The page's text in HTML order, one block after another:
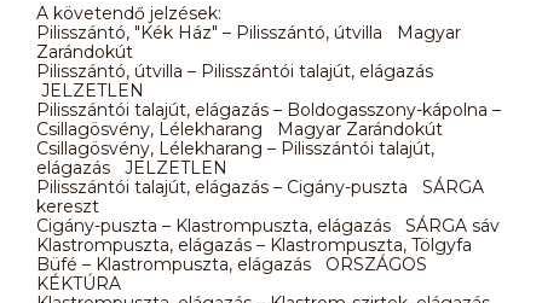
A követendő jelzések:
Pilisszántó, "Kék Ház" – Pilisszántó, útvilla Magyar
Zarándokút
Pilisszántó, útvilla – Pilisszántói talajút, elágazás
JELZETLEN
Pilisszántói talajút, elágazás – Boldogasszony-kápolna –
Csillagösvény, Lélekharang Magyar Zarándokút
Csillagösvény, Lélekharang – Pilisszántói talajút,
elágazás JELZETLEN
Pilisszántói talajút, elágazás – Cigány-puszta SÁRGA
kereszt
Cigány-puszta – Klastrompuszta, elágazás SÁRGA sáv
Klastrompuszta, elágazás – Klastrompuszta, Tölgyfa
Büfé – Klastrompuszta, elágazás ORSZÁGOS
KÉKTÚRA